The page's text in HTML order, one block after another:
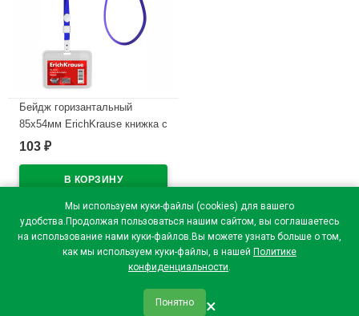
Мы используем куки-файлы (cookies) для вашего
удобства.Продолжая пользоваться нашим сайтом, вы соглашаетесь
на использование нами куки-файлов.Вы можете узнать больше о том,
как мы используем куки-файлы, в нашей Политике
конфиденциальности.
Понятно ×
Бейдж горизантальный
85х54мм ErichKrause книжка с
клипсой на ленте арт.63725
103 ₽